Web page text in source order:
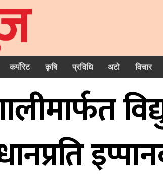
कर्पोरेट कृषि प्रविधि अटो विचार